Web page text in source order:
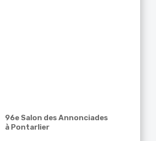
96e Salon des Annonciades
à Pontarlier